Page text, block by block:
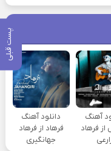
پست قبلی
آهنگ
از فرهاد
دانلود آهنگ
فرهاد از فرهاد
جهانگیری